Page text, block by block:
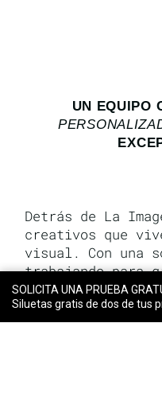
UN EQUIPO
Detrás de La
creativos que
visual. Con una
trabajando para
sector, cada
habilidad
genuina por
SOLICITA UNA PRUEBA
Siluetas gratis de dos de tus